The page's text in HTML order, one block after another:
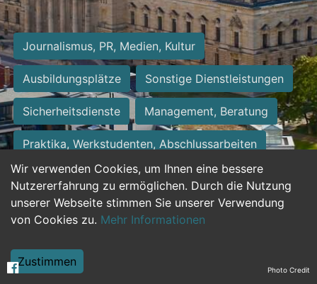
Wir verwenden Cookies, um Ihnen eine bessere
Nutzererfahrung zu ermöglichen. Durch die Nutzung
unserer Webseite stimmen Sie unserer Verwendung
von Cookies zu. Mehr Informationen
Zustimmen
Journalismus, PR, Medien, Kultur
Ausbildungsplätze Sonstige Dienstleistungen
Sicherheitsdienste Management, Beratung
Praktika, Werkstudenten, Abschlussarbeiten
Personalwesen Assistenz, Sekretariat
Hilfskräfte, Aushilfs- und Nebenjobs
Weiterbildung, Studium, duale Ausbildung Photo Credit